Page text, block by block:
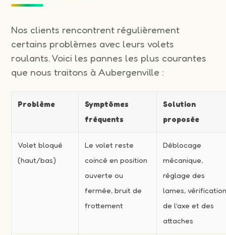
Nos clients rencontrent régulièrement
certains problèmes avec leurs volets
roulants. Voici les pannes les plus courantes
que nous traitons à Aubergenville :
Problème
Symptômes
fréquents
Solution
proposée
Volet bloqué
(haut/bas)
Le volet reste
coincé en position
ouverte ou
fermée, bruit de
frottement
Déblocage
mécanique,
réglage des
lames,
de l’axe et des
attaches